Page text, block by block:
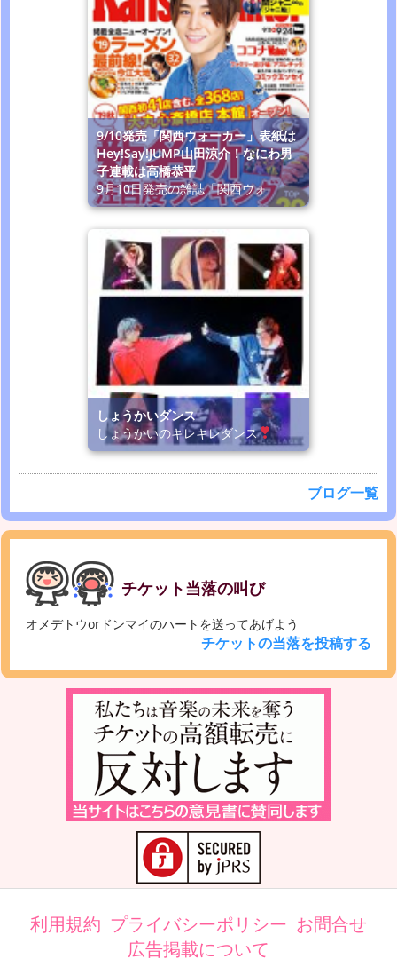
9/10発売「関西ウォーカー」表紙は
Hey!Say!JUMP山田涼介！なにわ男
子連載は高橋恭平
9月10日発売の雑誌「関西ウォ
しょうかいダンス
しょうかいのキレキレダンス
ブログ一覧
チケット当落の叫び
オメデトウorドンマイのハートを送ってあげよう
チケットの当落を投稿する
利用規約 プライバシーポリシー お問合せ
広告掲載について